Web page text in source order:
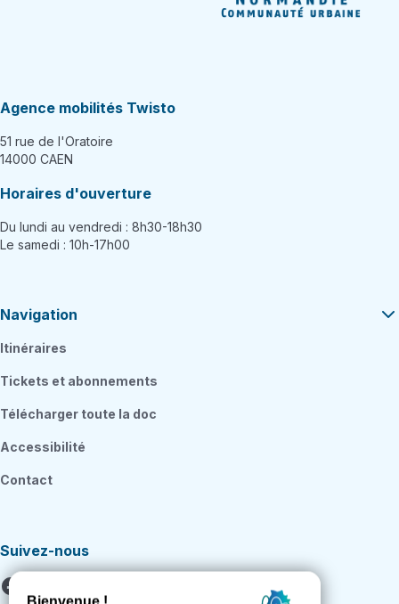
Agence mobilités Twisto
51 rue de l'Oratoire
14000 CAEN
Horaires d'ouverture
Du lundi au vendredi : 8h30-18h30
Le samedi : 10h-17h00
Navigation
Itinéraires
Tickets et abonnements
Télécharger toute la doc
Accessibilité
Contact
Suivez-nous